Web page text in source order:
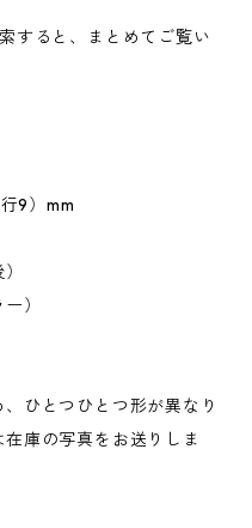
すると、まとめてご覧い
9）mm
）
ひとつひとつ形が異なり
庫の写真をお送りしま